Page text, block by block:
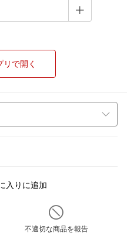
で開く
入りに追加
不適切な商品を報告